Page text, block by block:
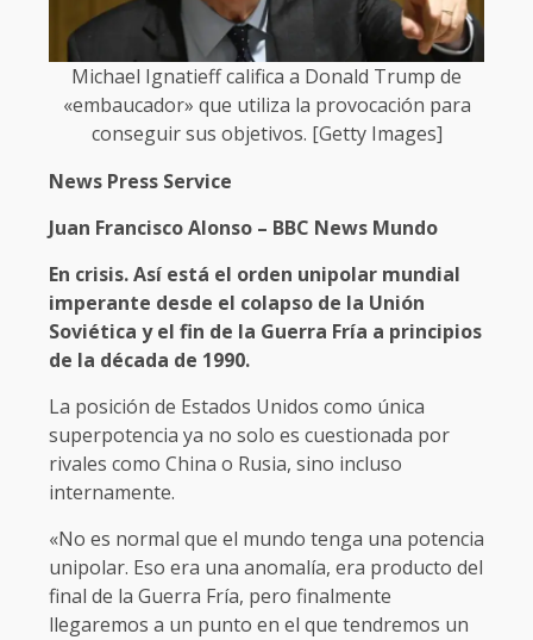
Michael Ignatieff califica a Donald Trump de
«embaucador» que utiliza la provocación para
conseguir sus objetivos. [Getty Images]
News Press Service
Juan Francisco Alonso – BBC News Mundo
En crisis. Así está el orden unipolar mundial
imperante desde el colapso de la Unión
Soviética y el fin de la Guerra Fría a principios
de la década de 1990.
La posición de Estados Unidos como única
superpotencia ya no solo es cuestionada por
rivales como China o Rusia, sino incluso
internamente.
«No es normal que el mundo tenga una potencia
unipolar. Eso era una anomalía, era producto del
final de la Guerra Fría, pero finalmente
llegaremos a un punto en el que tendremos un